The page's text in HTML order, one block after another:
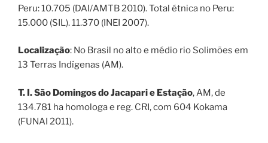
Peru: 10.705 (DAI/AMTB 2010). Total étnica no Peru:
15.000 (SIL). 11.370 (INEI 2007).
Localização: No Brasil no alto e médio rio Solimões em
13 Terras Indígenas (AM).
T. I. São Domingos do Jacapari e Estação, AM, de
134.781 ha homologa e reg. CRI, com 604 Kokama
(FUNAI 2011).